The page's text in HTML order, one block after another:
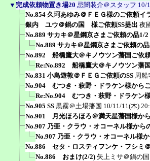
▼ 完成依頼物置き場20 忌闇装介＠スタッフ 10/
No.854 久珂あゆみ＠ＦＥＧ様のご依頼イ
銀内 ユウ＠鍋の国 様ご依頼SS提出 夜
No.889 サカキ＠星鋼京さまご依頼の品1/2
No.889 サカキ＠星鋼京さまご依頼の
No.892 船橋鷹大＠キノウツン藩国ご依
Re:No.892 船橋鷹大＠キノウツン藩
No.831 小鳥遊敦＠ＦＥＧご依頼のSS 周船
No.904 むつき・萩野・ドラケン様から
Re:No.904 むつき・萩野・ドラケン
No.905 SS 黒霧＠土場藩国 10/11/11(木)
No.901 月光ほろほろ＠満天星藩国様か
No.907 乃亜・クラウ・オコーネル様か
No.907 乃亜・クラウ・オコーネル様
No.886 セタ・ロスティフンケ・フシミ
No.886 おまけ(2/2) 矢上ミサ＠鍋の国